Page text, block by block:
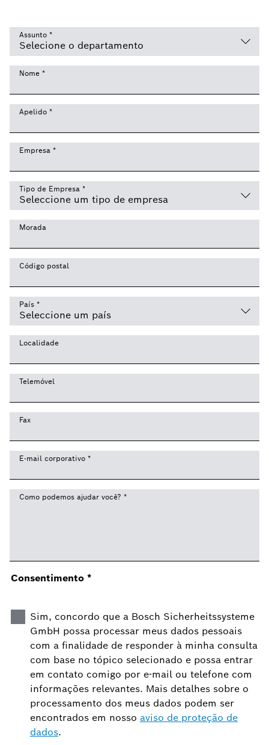
Assunto *
Nome *
Apelido *
Empresa *
Tipo de Empresa *
Morada
Código postal
País *
Localidade
Telemóvel
Fax
E-mail corporativo *
Como podemos ajudar você? *
Consentimento *
Sim, concordo que a Bosch Sicherheitssysteme
GmbH possa processar meus dados pessoais
com a finalidade de responder à minha consulta
com base no tópico selecionado e possa entrar
em contato comigo por e-mail ou telefone com
informações relevantes. Mais detalhes sobre o
processamento dos meus dados podem ser
encontrados em nosso aviso de proteção de
dados.